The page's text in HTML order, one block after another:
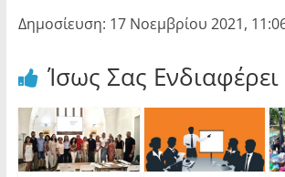
Δημοσίευση: 17 Νοεμβρίου 2021,
Ίσως Σας Ενδιαφέρει